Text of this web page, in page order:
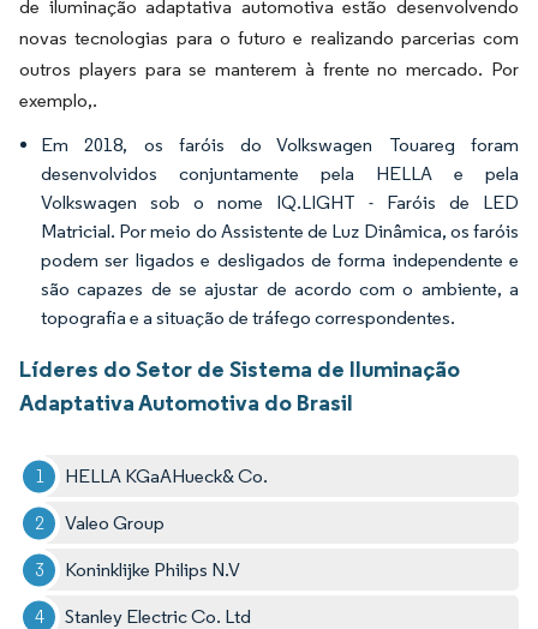
de iluminação adaptativa automotiva estão desenvolvendo
novas tecnologias para o futuro e realizando parcerias com
outros players para se manterem à frente no mercado. Por
exemplo,.
Em 2018, os faróis do Volkswagen Touareg foram
desenvolvidos conjuntamente pela HELLA e pela
Volkswagen sob o nome IQ.LIGHT - Faróis de LED
Matricial. Por meio do Assistente de Luz Dinâmica, os faróis
podem ser ligados e desligados de forma independente e
são capazes de se ajustar de acordo com o ambiente, a
topografia e a situação de tráfego correspondentes.
Líderes do Setor de Sistema de Iluminação
Adaptativa Automotiva do Brasil
HELLA KGaAHueck& Co.
Valeo Group
Koninklijke Philips N.V
Stanley Electric Co. Ltd